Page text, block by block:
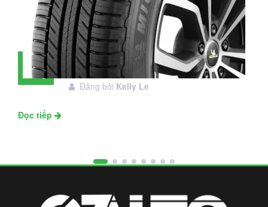
28
Tháng
Đánh giá lốp Michelin Primacy SUV:
Đáng đầu tư không?
Đăng bởi Kelly Le
Đọc tiếp